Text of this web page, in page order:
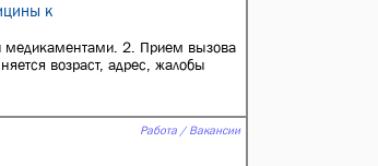
к
медикаментами. 2. Прием вызова
возраст, адрес, жалобы
Работа / Вакансии